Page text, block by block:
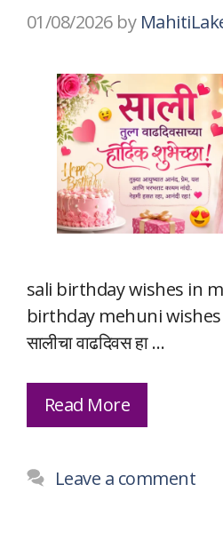
01/08/2026 by
sali birthday wishes in
birthday mehuni
सालीचा वाढदिवस हा …
Read More
Leave a comment